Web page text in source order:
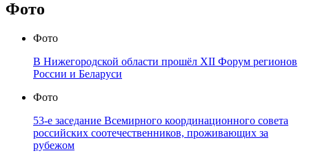
Фото
Фото
В Нижегородской области прошёл XII Форум регионов
России и Беларуси
Фото
53-е заседание Всемирного координационного совета
российских соотечественников, проживающих за
рубежом